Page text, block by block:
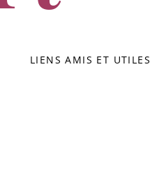
LIENS AMIS ET UTILES